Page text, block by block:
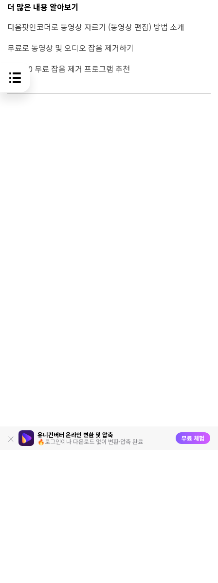
유니컨버터 온라인 변환 및 압축
🔥로그인이나 다운로드 없이 변환·압축 완료
무료 체험
더 많은 내용 알아보기
다음팟인코더로 동영상 자르기 (동영상 편집) 방법 소개
무료로 동영상 및 오디오 잡음 제거하기
Top 10 무료 잡음 제거 프로그램 추천